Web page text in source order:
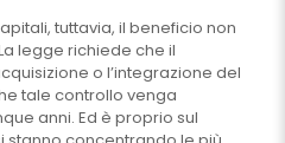
tuttavia, il beneficio non
legge richiede che il
o l’integrazione del
tale controllo venga
anni. Ed è proprio sul